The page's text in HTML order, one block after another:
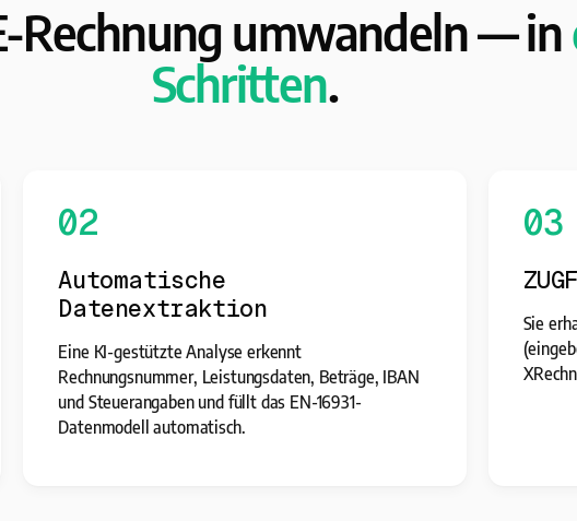
Rechnung umwandeln — in
Schritten.
02
Automatische
Datenextraktion
Eine KI-gestützte Analyse erkennt
Rechnungsnummer, Leistungsdaten, Beträge, IBAN
und Steuerangaben und füllt das EN-16931-
Datenmodell automatisch.
03
Sie